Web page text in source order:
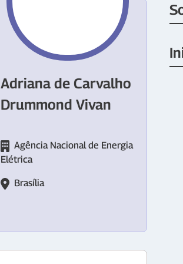
Adriana de Carvalho
Drummond Vivan
Agência Nacional de Energia
Elétrica
Brasília